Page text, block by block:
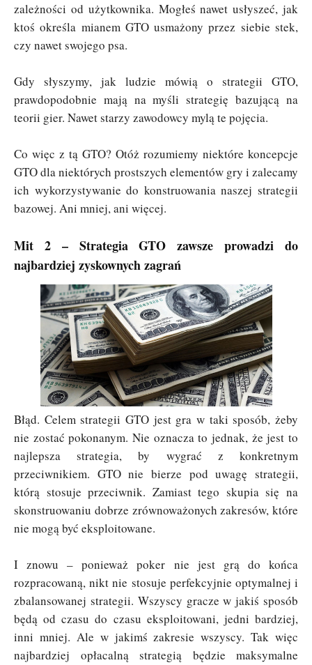
zależności od użytkownika. Mogłeś nawet usłyszeć, jak
ktoś określa mianem GTO usmażony przez siebie stek,
czy nawet swojego psa.
Gdy słyszymy, jak ludzie mówią o strategii GTO,
prawdopodobnie mają na myśli strategię bazującą na
teorii gier. Nawet starzy zawodowcy mylą te pojęcia.
Co więc z tą GTO? Otóż rozumiemy niektóre koncepcje
GTO dla niektórych prostszych elementów gry i zalecamy
ich wykorzystywanie do konstruowania naszej strategii
bazowej. Ani mniej, ani więcej.
Mit 2 – Strategia GTO zawsze prowadzi do
najbardziej zyskownych zagrań
Błąd. Celem strategii GTO jest gra w taki sposób, żeby
nie zostać pokonanym. Nie oznacza to jednak, że jest to
najlepsza strategia, by wygrać z konkretnym
przeciwnikiem. GTO nie bierze pod uwagę strategii,
którą stosuje przeciwnik. Zamiast tego skupia się na
skonstruowaniu dobrze zrównoważonych zakresów, które
nie mogą być eksploitowane.
I znowu – ponieważ poker nie jest grą do końca
rozpracowaną, nikt nie stosuje perfekcyjnie optymalnej i
zbalansowanej strategii. Wszyscy gracze w jakiś sposób
będą od czasu do czasu eksploitowani, jedni bardziej,
inni mniej. Ale w jakimś zakresie wszyscy. Tak więc
najbardziej opłacalną strategią będzie maksymalne